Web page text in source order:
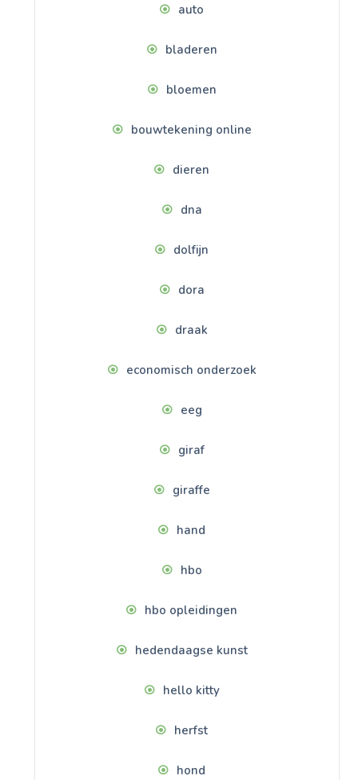
auto
bladeren
bloemen
bouwtekening online
dieren
dna
dolfijn
dora
draak
economisch onderzoek
eeg
giraf
giraffe
hand
hbo
hbo opleidingen
hedendaagse kunst
hello kitty
herfst
hond